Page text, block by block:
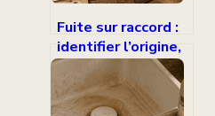
Fuite sur raccord :
identifier l’origine,
choisir la méthode
et réparer sans
risque